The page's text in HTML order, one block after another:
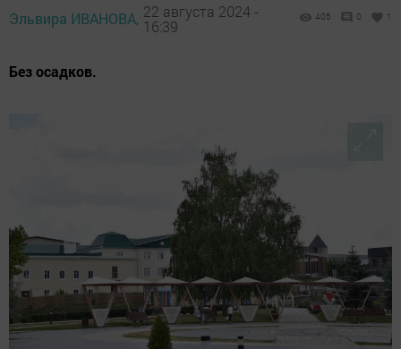
Эльвира ИВАНОВА, 22 августа 2024 -
16:39
405 0 1
Без осадков.